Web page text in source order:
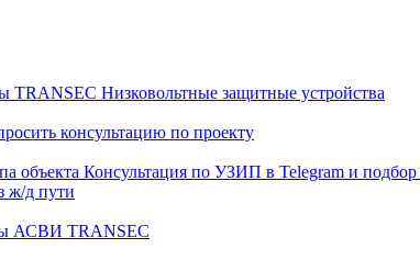
TRANSEC Низковольтные защитные устройства
консультацию по проекту
объекта Консультация по УЗИП в Telegram и подбор
ж/д пути
АСВИ TRANSEC